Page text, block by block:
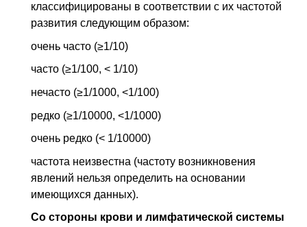
классифицированы в соответствии с их частотой
развития следующим об­разом:
очень часто (≥1/10)
часто (≥1/100, < 1/10)
нечасто (≥1/1000, <1/100)
редко (≥1/10000, <1/1000)
очень редко (< 1/10000)
частота неизвестна (частоту возникновения
явлений нельзя определить на осно­вании
имеющихся данных).
Со стороны крови и лимфатической системы